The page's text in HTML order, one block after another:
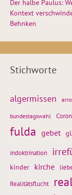
Der halbe Paulus:
Kontext
Behnken
Stichworte
algermissen
bundestagswahl
fulda gebet
indoktrination
kinder kirche
Realitätsflucht